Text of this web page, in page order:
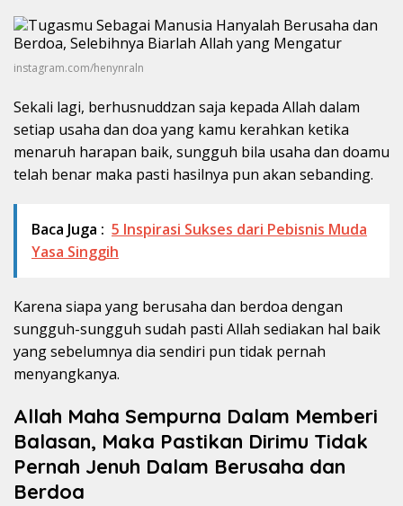
instagram.com/henynraln
Sekali lagi, berhusnuddzan saja kepada Allah dalam
setiap usaha dan doa yang kamu kerahkan ketika
menaruh harapan baik, sungguh bila usaha dan doamu
telah benar maka pasti hasilnya pun akan sebanding.
Baca Juga : 5 Inspirasi Sukses dari Pebisnis Muda
Yasa Singgih
Karena siapa yang berusaha dan berdoa dengan
sungguh-sungguh sudah pasti Allah sediakan hal baik
yang sebelumnya dia sendiri pun tidak pernah
menyangkanya.
Allah Maha Sempurna Dalam Memberi
Balasan, Maka Pastikan Dirimu Tidak
Pernah Jenuh Dalam Berusaha dan
Berdoa